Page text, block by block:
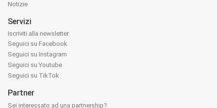
Notizie
Servizi
Iscriviti alla newsletter
Seguici su Facebook
Seguici su Instagram
Seguici su Youtube
Seguici su TikTok
Partner
Sei interessato ad una partnership?